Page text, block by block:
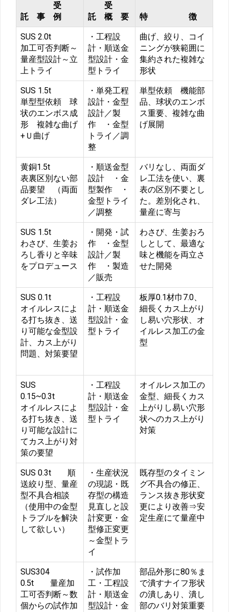
受
託 事 例
受
託 概 要
特 徴
SUS 2.0t
加工可否判断～
量産型設計～立
上トライ
・工程設
計・順送金
型設計・金
型トライ
曲げ、絞り、コイ
ニングが狭範囲に
集約された複雑な
形状
SUS 1.5t
単型型依頼 球
状のエンボス成
形 複雑な曲げ
+Ｕ曲げ
・単発工程
設計・金型
設計／製
作 ・金型
トライ／調
整
単型依頼 機能部
品、球状のエンボ
ス重要、複雑な曲
げ展開
黄銅1.5t
表裏区別ない部
品要望 （両面
ダレ工法）
・順送金型
設計 ・金
型製作 ・
金型トライ
／調整
バリなし、両面ダ
レ工法を使い、裏
表の区別不要とし
た。差別化され、
量産に寄与
SUS 1.5t
わさび、生姜お
ろし香りと辛味
をプロデュース
・開発・試
作 ・金型
設計／製
作 ・製造
／販売
わさび、生姜おろ
しとして、最適な
味と機能を両立さ
せた開発
SUS 0.1t
オイルレスによ
る打ち抜き、送
り可能な金型設
計、カス上がり
問題、対策要望
・工程設
計・順送金
型設計・金
型トライ
板厚0.1材巾7.0、
細長くカス上がり
し易い穴形状、オ
イルレス加工の金
型
SUS
0.15~0.3t
オイルレスによ
る打ち抜き、送
り可能な設計に
てカス上がり対
策の要望
・工程設
計・順送金
型設計・金
型トライ
オイルレス加工の
金型、細長くカス
上がりし易い穴形
状へのカス上がり
対策
SUS 0.3t 順
送絞り型、量産
型不具合相談
（使用中の金型
トラブルを解決
して欲しい）
・生産状況
の現認・既
存型の構造
見直しと設
計変更・金
型修正変更
～金型トラ
イ
既存型のタイミン
グ不具合の修正、
ランス抜き形状変
更により改善⇒安
定生産にて量産中
SUS304
0.5t 量産加
工可否判断～数
個からの試作加
・試作加
工・工程設
計・順送金
型設計・金
部品外形に80％ま
で潰すナイフ形状
の潰しあり、潰し
部のバリ対策重要